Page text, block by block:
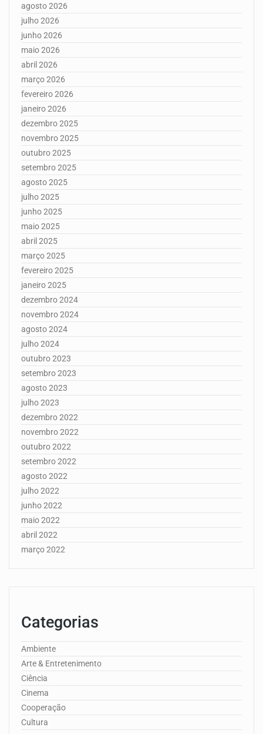
agosto 2026
julho 2026
junho 2026
maio 2026
abril 2026
março 2026
fevereiro 2026
janeiro 2026
dezembro 2025
novembro 2025
outubro 2025
setembro 2025
agosto 2025
julho 2025
junho 2025
maio 2025
abril 2025
março 2025
fevereiro 2025
janeiro 2025
dezembro 2024
novembro 2024
agosto 2024
julho 2024
outubro 2023
setembro 2023
agosto 2023
julho 2023
dezembro 2022
novembro 2022
outubro 2022
setembro 2022
agosto 2022
julho 2022
junho 2022
maio 2022
abril 2022
março 2022
Categorias
Ambiente
Arte & Entretenimento
Ciência
Cinema
Cooperação
Cultura